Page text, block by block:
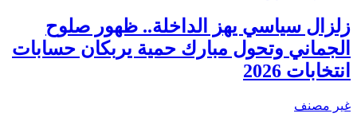
زلزال سياسي يهز الداخلة.. ظهور صلوح
الجماني وتحول مبارك حمية يربكان حسابات
انتخابات 2026
غير مصنف